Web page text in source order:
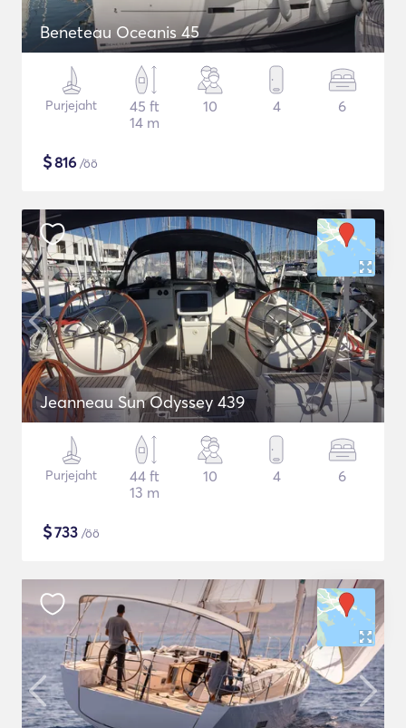
Beneteau Oceanis 45
Purjejaht
45 ft
14 m
10 4 6
$816 /öö
Jeanneau Sun Odyssey 439
Purjejaht
44 ft
13 m
10 4 6
$733 /öö